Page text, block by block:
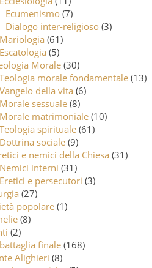
Ecumenismo (7)
Dialogo inter-religioso (3)
Mariologia (61)
Escatologia (5)
Morale (30)
Teologia morale fondamentale (13)
Vangelo della vita (6)
Morale sessuale (8)
Morale matrimoniale (10)
Teologia spirituale (61)
Dottrina sociale (9)
e nemici della Chiesa (31)
Nemici interni (31)
Eretici e persecutori (3)
(27)
popolare(1)
(8)
(2)
finale(168)
Alighieri (8)